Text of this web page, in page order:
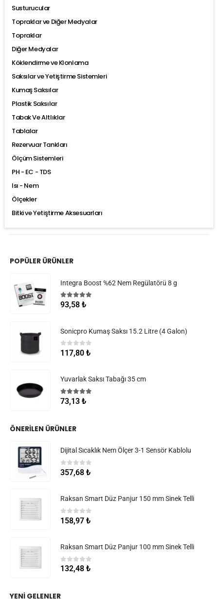
Susturucular
Topraklar ve Diğer Medyalar
Topraklar
Diğer Medyalar
Köklendirme ve Klonlama
Saksılar ve Yetiştirme Sistemleri
Kumaş Saksılar
Plastik Saksılar
Tabak Ve Altlıklar
Tablalar
Rezervuar Tankları
Ölçüm Sistemleri
PH - EC - TDS
Isı - Nem
Ölçekler
Bitki ve Yetiştirme Aksesuarları
POPÜLER ÜRÜNLER
Integra Boost %62 Nem Regülatörü 8 g
5.005 üzerinden
93,58 ₺
Sonicpro Kumaş Saksı 15.2 Litre (4 Galon)
0 5 üzerinden
117,80 ₺
Yuvarlak Saksı Tabağı 35 cm
5.005 üzerinden
73,13 ₺
ÖNERILEN ÜRÜNLER
Dijital Sıcaklık Nem Ölçer 3-1 Sensör Kablolu
05 üzerinden
357,68 ₺
Raksan Smart Düz Panjur 150 mm Sinek Telli
0 5 üzerinden
158,97 ₺
Raksan Smart Düz Panjur 100 mm Sinek Telli
05 üzerinden
132,48 ₺
YENI GELENLER